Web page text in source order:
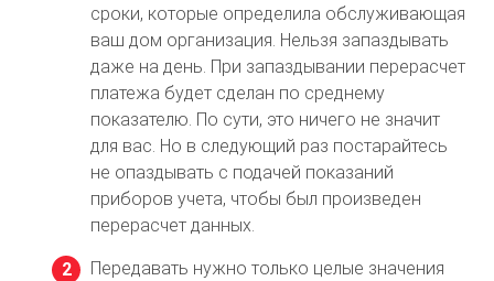
сроки, которые определила обслуживающая
ваш дом организация. Нельзя запаздывать
даже на день. При запаздывании перерасчет
платежа будет сделан по среднему
показателю. По сути, это ничего не значит
для вас. Но в следующий раз постарайтесь
не опаздывать с подачей показаний
приборов учета, чтобы был произведен
перерасчет данных.
Передавать нужно только целые значения